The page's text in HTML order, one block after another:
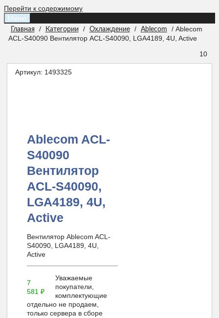
Перейти к содержимому
Меню
Главная / Категории / Охлаждение / Ablecom
/ Ablecom
ACL-S40090 Вентилятор ACL-S40090, LGA4189, 4U, Active
10
Артикул: 1493325
Ablecom ACL-
S40090
Вентилятор
ACL-S40090,
LGA4189, 4U,
Active
Вентилятор Ablecom ACL-
S40090, LGA4189, 4U,
Active
7
581₽
Уважаемые
покупатели,
комплектующие
отдельно не продаем,
только сервера в сборе